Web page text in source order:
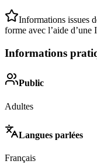
Informations issues
forme avec l’aide d’une
Informations
Public
Adultes
Langues parlées
Français